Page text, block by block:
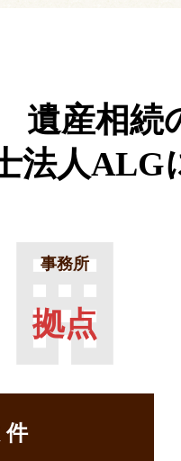
遺産相続
法人ALG
事務所
拠点
件